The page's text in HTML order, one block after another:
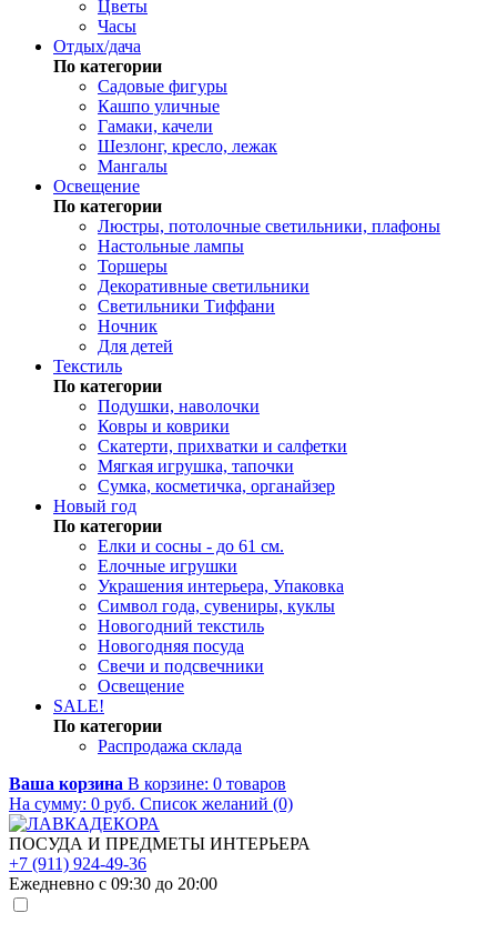
Цветы
Часы
Отдых/дача
По категории
Садовые фигуры
Кашпо уличные
Гамаки, качели
Шезлонг, кресло, лежак
Мангалы
Освещение
По категории
Люстры, потолочные светильники, плафоны
Настольные лампы
Торшеры
Декоративные светильники
Светильники Тиффани
Ночник
Для детей
Текстиль
По категории
Подушки, наволочки
Ковры и коврики
Скатерти, прихватки и салфетки
Мягкая игрушка, тапочки
Сумка, косметичка, органайзер
Новый год
По категории
Елки и сосны - до 61 см.
Елочные игрушки
Украшения интерьера, Упаковка
Символ года, сувениры, куклы
Новогодний текстиль
Новогодняя посуда
Свечи и подсвечники
Освещение
SALE!
По категории
Распродажа склада
Ваша корзина В корзине: 0 товаров
На сумму: 0 руб. Список желаний (0)
ПОСУДА И ПРЕДМЕТЫ ИНТЕРЬЕРА
+7 (911) 924-49-36
Ежедневно с 09:30 до 20:00